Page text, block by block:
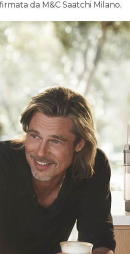
da M&C Saatchi Milano.